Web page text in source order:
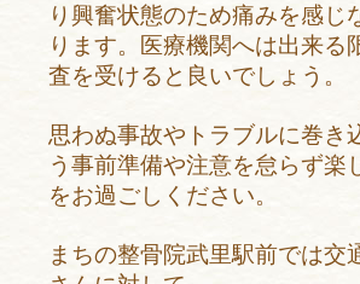
り興奮状態のため痛みを感じ
ります。医療機関へは出来る
査を受けると良いでしょう。
思わぬ事故やトラブルに巻き
う事前準備や注意を怠らず楽
をお過ごしください。
まちの整骨院武里駅前では交